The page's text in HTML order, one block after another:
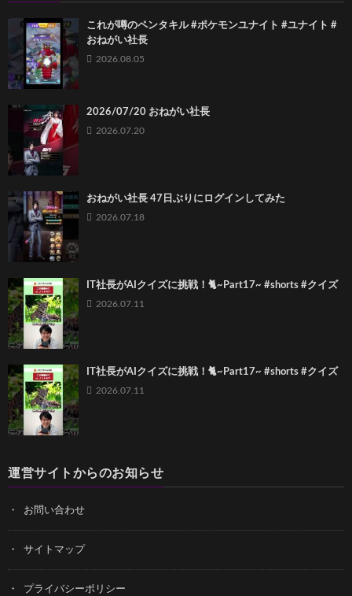
これが噂のペンタキル #ポケモンユナイト #ユナイト #
おねがい社長
2026.08.05
2026/07/20 おねがい社長
2026.07.20
おねがい社長 47日ぶりにログインしてみた
2026.07.18
IT社長がAIクイズに挑戦！🐈~Part17~ #shorts #クイズ
2026.07.11
IT社長がAIクイズに挑戦！🐈~Part17~ #shorts #クイズ
2026.07.11
運営サイトからのお知らせ
お問い合わせ
サイトマップ
プライバシーポリシー